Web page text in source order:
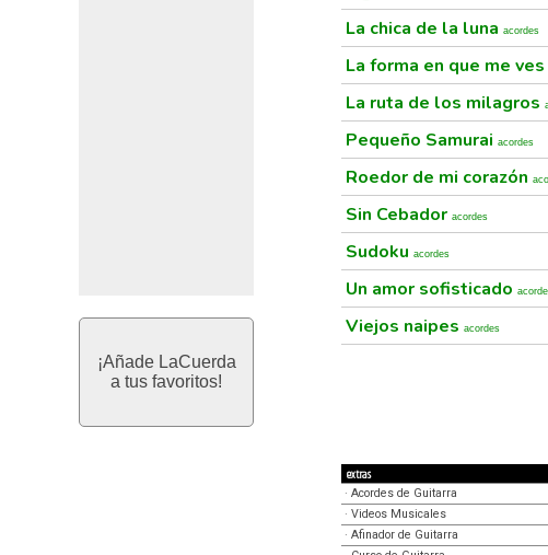
¡Añade LaCuerda
a tus favoritos!
La chica de la luna acordes
La forma en que me ves
La ruta de los milagros
Pequeño Samurai acordes
Roedor de mi corazón
Sin Cebador acordes
Sudoku acordes
Un amor sofisticado
Viejos naipes acordes
extras
· Acordes de Guitarra
· Videos Musicales
· Afinador de Guitarra